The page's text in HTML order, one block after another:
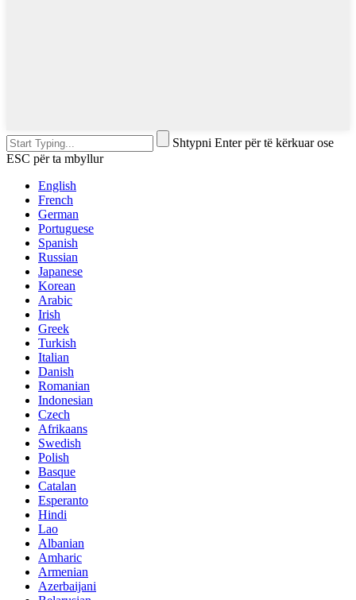
Shtypni Enter për të kërkuar ose
ESC për ta mbyllur
English
French
German
Portuguese
Spanish
Russian
Japanese
Korean
Arabic
Irish
Greek
Turkish
Italian
Danish
Romanian
Indonesian
Czech
Afrikaans
Swedish
Polish
Basque
Catalan
Esperanto
Hindi
Lao
Albanian
Amharic
Armenian
Azerbaijani